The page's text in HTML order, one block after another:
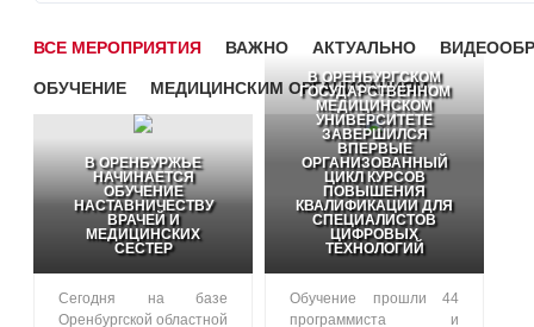
ВСЕ МЕРОПРИЯТИЯ ВАЖНО АКТУАЛЬНО
ОБУЧЕНИЕ МЕДИЦИНСКИМ ОРГАНИЗАЦИЯМ
В ОРЕНБУРЖЬЕ
НАЧИНАЕТСЯ
ОБУЧЕНИЕ
НАСТАВНИЧЕСТВУ
ВРАЧЕЙ И
МЕДИЦИНСКИХ
СЕСТЕР
Сегодня на базе
Оренбургской областной
В ОРЕНБУРГСКОМ
ГОСУДАРСТВЕННОМ
МЕДИЦИНСКОМ
УНИВЕРСИТЕТЕ
ЗАВЕРШИЛСЯ
ВПЕРВЫЕ
ОРГАНИЗОВАННЫЙ
ЦИКЛ КУРСОВ
ПОВЫШЕНИЯ
КВАЛИФИКАЦИИ ДЛЯ
СПЕЦИАЛИСТОВ
ЦИФРОВЫХ
ТЕХНОЛОГИЙ
Обучение прошли 44
программиста и